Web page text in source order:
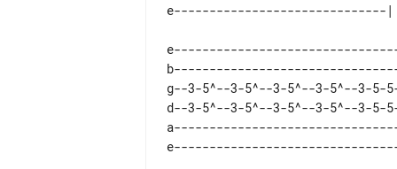
g--3-5^--3-5^--3-5^--3-5^--3-
d--3-5^--3-5^--3-5^--3-5^--3-